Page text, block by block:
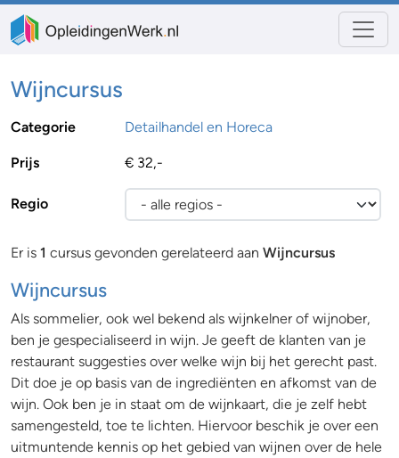
Wijncursus
Categorie Detailhandel en Horeca
Prijs € 32,-
Regio
Er is 1 cursus gevonden gerelateerd aan Wijncursus
Wijncursus
Als sommelier, ook wel bekend als wijnkelner of wijnober,
ben je gespecialiseerd in wijn. Je geeft de klanten van je
restaurant suggesties over welke wijn bij het gerecht past.
Dit doe je op basis van de ingrediënten en afkomst van de
wijn. Ook ben je in staat om de wijnkaart, die je zelf hebt
samengesteld, toe te lichten. Hiervoor beschik je over een
uitmuntende kennis op het gebied van wijnen over de hele